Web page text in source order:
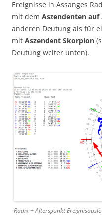
Ereignisse in Assanges
mit dem Aszendenten auf
anderen Deutung als für
mit Aszendent Skorpion
Deutung weiter unten).
Radix + Alterspunkt